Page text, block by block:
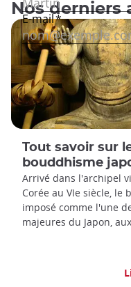
Nos derniers
Tout savoir sur
bouddhisme
Arrivé dans l'archipel
Corée au VIe siècle, le
imposé comme l'une
majeures du Japon,